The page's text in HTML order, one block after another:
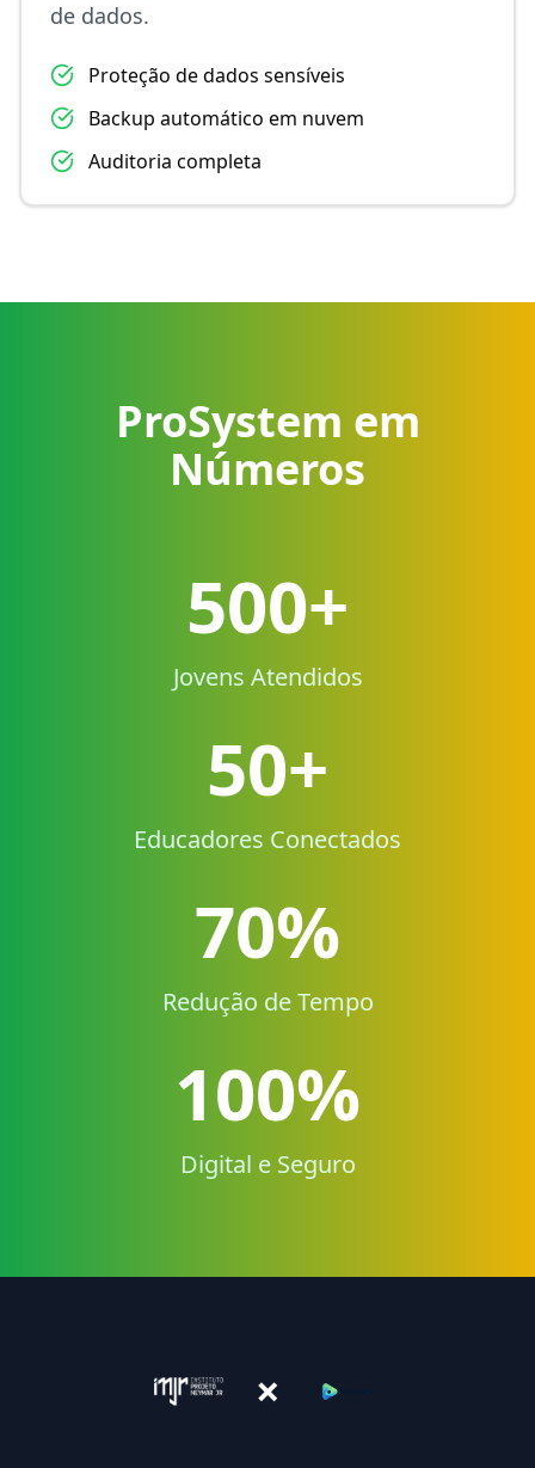
de dados.
Proteção de dados sensíveis
Backup automático em nuvem
Auditoria completa
ProSystem em
Números
500+
Jovens Atendidos
50+
Educadores Conectados
70%
Redução de Tempo
100%
Digital e Seguro
×